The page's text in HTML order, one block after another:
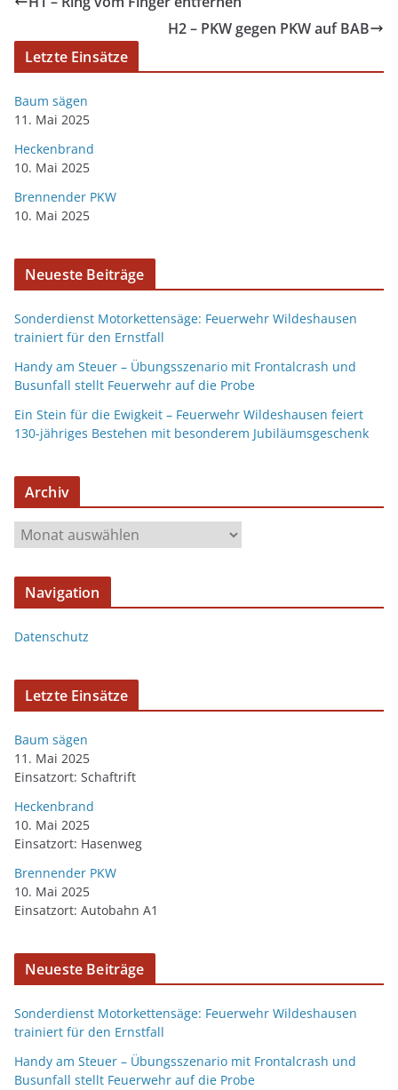
H2 – PKW gegen PKW auf BAB
Letzte Einsätze
Baum sägen
11. Mai 2025
Heckenbrand
10. Mai 2025
Brennender PKW
10. Mai 2025
Neueste Beiträge
Sonderdienst Motorkettensäge: Feuerwehr Wildeshausen
trainiert für den Ernstfall
Handy am Steuer – Übungsszenario mit Frontalcrash und
Busunfall stellt Feuerwehr auf die Probe
Ein Stein für die Ewigkeit – Feuerwehr Wildeshausen feiert
130-jähriges Bestehen mit besonderem Jubiläumsgeschenk
Archiv
Navigation
Datenschutz
Letzte Einsätze
Baum sägen
11. Mai 2025
Einsatzort: Schaftrift
Heckenbrand
10. Mai 2025
Einsatzort: Hasenweg
Brennender PKW
10. Mai 2025
Einsatzort: Autobahn A1
Neueste Beiträge
Sonderdienst Motorkettensäge: Feuerwehr Wildeshausen
trainiert für den Ernstfall
Handy am Steuer – Übungsszenario mit Frontalcrash und
Busunfall stellt Feuerwehr auf die Probe